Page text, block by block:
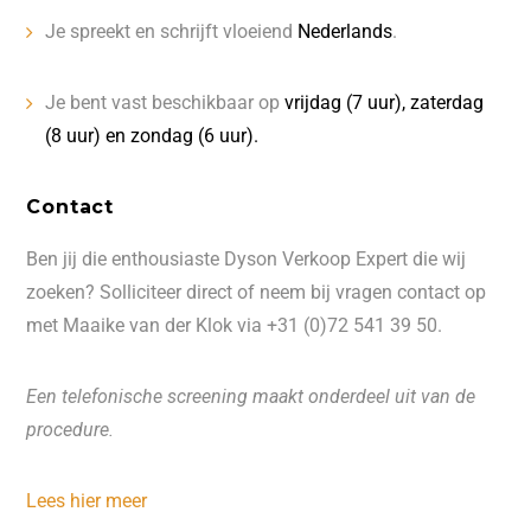
Je spreekt en schrijft vloeiend Nederlands.
Je bent vast beschikbaar opvrijdag (7 uur), zaterdag
(8 uur) en zondag (6 uur).
Contact
Ben jij die enthousiaste Dyson Verkoop Expert die wij
zoeken? Solliciteer direct of neem bij vragen contact op
met Maaike van der Klok via +31 (0)72 541 39 50.
Een telefonische screening maakt onderdeel uit van de
procedure.
Lees hier meer